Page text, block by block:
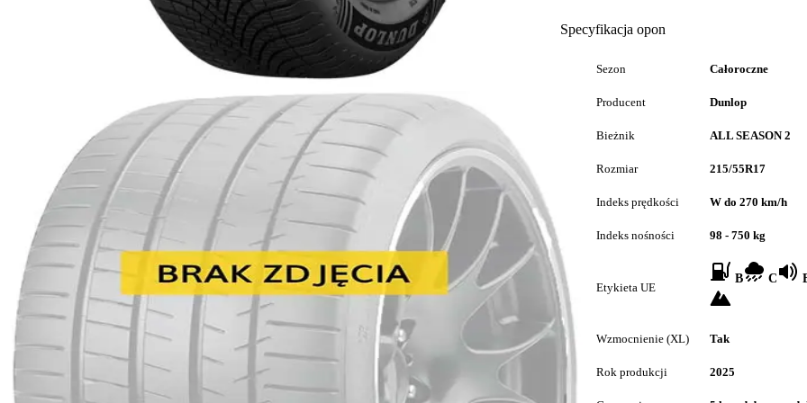
Specyfikacja opon
Sezon Całoroczne
Producent Dunlop
Bieżnik ALL SEASON 2
Rozmiar 215/55R17
Indeks prędkości W do 270 km/h
Indeks nośności 98 - 750 kg
Etykieta UE
B C
Wzmocnienie (XL) Tak
Rok produkcji 2025